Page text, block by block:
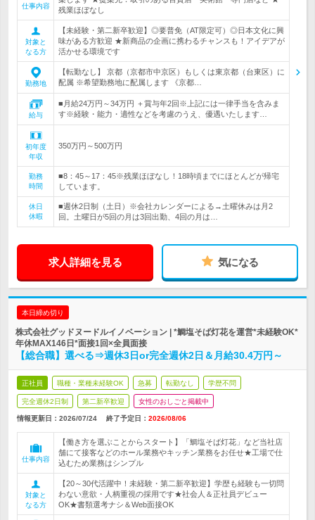
仕事内容
残業ほぼなし
対象と
なる方
【未経験・第二新卒歓迎】◎要普免（AT限定可）◎日本文化に興
味がある方歓迎 ★新商品の企画に携わるチャンスも！アイデアが
活かせる環境です
勤務地
【転勤なし】 京都（京都市中京区）もしくは東京都（台東区）に
配属 ※希望勤務地に配属します 《京都…
給与
■月給24万円～34万円 ＋賞与年2回※上記には一律手当を含みま
す※経験・能力・適性などを考慮のうえ、優遇いたします…
初年度
年収
350万円～500万円
勤務
時間
■8：45～17：45※残業ほぼなし！18時頃までにほとんどが帰宅
しています。
休日
休暇
■週休2日制（土日）※会社カレンダーによる→土曜休みは月2
回。土曜日が5回の月は3回出勤、4回の月は…
求人詳細を見る 気になる
本日締め切り
株式会社グッドヌードルイノベーション | *鯛塩そば灯花を運営*未経験OK*
年休MAX146日*面接1回×全員面接
【総合職】選べる⇒週休3日or完全週休2日＆月給30.4万円～
正社員 職種・業種未経験OK 急募 転勤なし 学歴不問
完全週休2日制 第二新卒歓迎 女性のおしごと掲載中
情報更新日：2026/07/24 終了予定日： 2026/08/06
仕事内容
【働き方を選ぶことからスタート】「鯛塩そば灯花」など当社店
舗にて接客などのホール業務やキッチン業務をお任せ★工場で仕
込むため業務はシンプル
対象と
なる方
【20～30代活躍中！未経験・第二新卒歓迎】学歴も経験も一切問
わない意欲・人柄重視の採用です★社会人＆正社員デビュー
OK★書類選考ナシ＆Web面接OK